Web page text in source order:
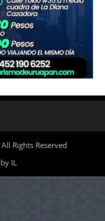
Rights Reserved
IL